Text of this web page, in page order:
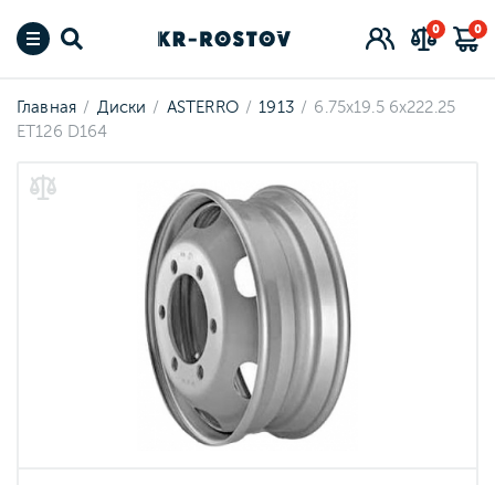
0 0
Главная Диски ASTERRO 1913
6.75x19.5 6x222.25
ET126 D164